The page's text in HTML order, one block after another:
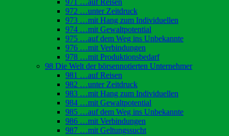
971 …auf Reisen
972 …unter Zeitdruck
973 …mit Hang zum Individuellen
974 …mit Gewaltpotential
975 …auf dem Weg ins Unbekannte
976 …mit Verbindungen
978 …mit Produktionsbedarf
98 Die Welt der börsennotierten Unternehmer
981 …auf Reisen
982 …unter Zeitdruck
983 …mit Hang zum Individuellen
984 …mit Gewaltpotential
985 …auf dem Weg ins Unbekannte
986 …mit Verbindungen
987 …mit Geltungssucht